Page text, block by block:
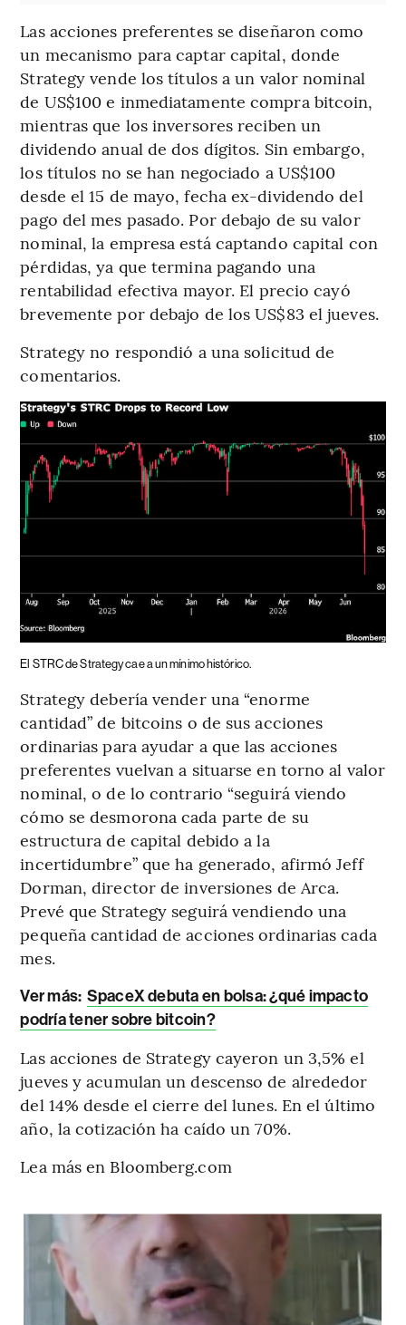
Las acciones preferentes se diseñaron como
un mecanismo para captar capital, donde
Strategy vende los títulos a un valor nominal
de US$100 e inmediatamente compra bitcoin,
mientras que los inversores reciben un
dividendo anual de dos dígitos. Sin embargo,
los títulos no se han negociado a US$100
desde el 15 de mayo, fecha ex-dividendo del
pago del mes pasado. Por debajo de su valor
nominal, la empresa está captando capital con
pérdidas, ya que termina pagando una
rentabilidad efectiva mayor. El precio cayó
brevemente por debajo de los US$83 el jueves.
Strategy no respondió a una solicitud de
comentarios.
El STRC de Strategy cae a un mínimo histórico.
Strategy debería vender una “enorme
cantidad” de bitcoins o de sus acciones
ordinarias para ayudar a que las acciones
preferentes vuelvan a situarse en torno al valor
nominal, o de lo contrario “seguirá viendo
cómo se desmorona cada parte de su
estructura de capital debido a la
incertidumbre” que ha generado, afirmó Jeff
Dorman, director de inversiones de Arca.
Prevé que Strategy seguirá vendiendo una
pequeña cantidad de acciones ordinarias cada
mes.
Ver más: SpaceX debuta en bolsa: ¿qué impacto
podría tener sobre bitcoin?
Las acciones de Strategy cayeron un 3,5% el
jueves y acumulan un descenso de alrededor
del 14% desde el cierre del lunes. En el último
año, la cotización ha caído un 70%.
Lea más en Bloomberg.com